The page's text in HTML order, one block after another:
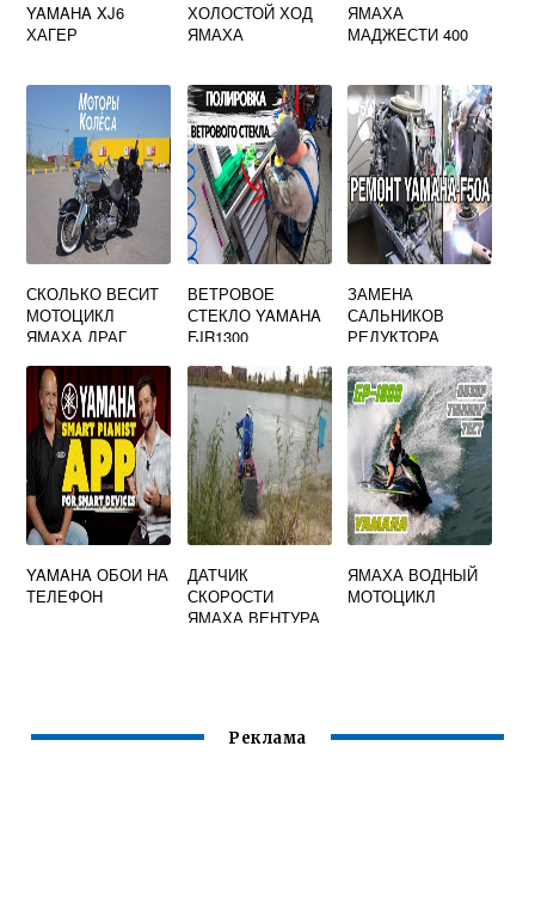
YAMAHA XJ6
ХАГЕР
ХОЛОСТОЙ ХОД
ЯМАХА
ЯМАХА
МАДЖЕСТИ 400
СКОЛЬКО ВЕСИТ
МОТОЦИКЛ
ЯМАХА ДРАГ
ВЕТРОВОЕ
СТЕКЛО YAMAHA
FJR1300
ЗАМЕНА
САЛЬНИКОВ
РЕДУКТОРА
МОТОРА ЯМАХА
50
YAMAHA ОБОИ НА
ТЕЛЕФОН
ДАТЧИК
СКОРОСТИ
ЯМАХА ВЕНТУРА
ЯМАХА ВОДНЫЙ
МОТОЦИКЛ
Реклама